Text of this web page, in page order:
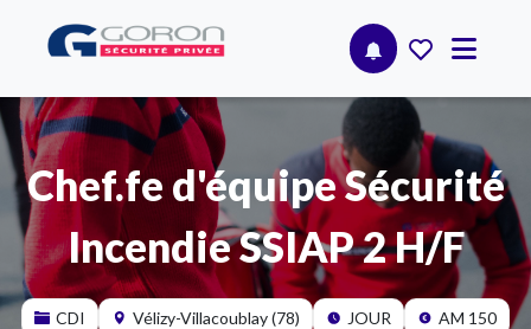
Chef.fe d'équipe Sécurité
Incendie SSIAP 2 H/F
CDI Vélizy-Villacoublay (78) JOUR AM 150